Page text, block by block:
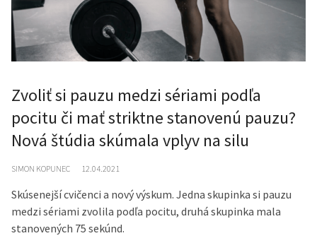
Zvoliť si pauzu medzi sériami podľa
pocitu či mať striktne stanovenú pauzu?
Nová štúdia skúmala vplyv na silu
SIMON KOPUNEC 12.04.2021
Skúsenejší cvičenci a nový výskum. Jedna skupinka si pauzu
medzi sériami zvolila podľa pocitu, druhá skupinka mala
stanovených 75 sekúnd.